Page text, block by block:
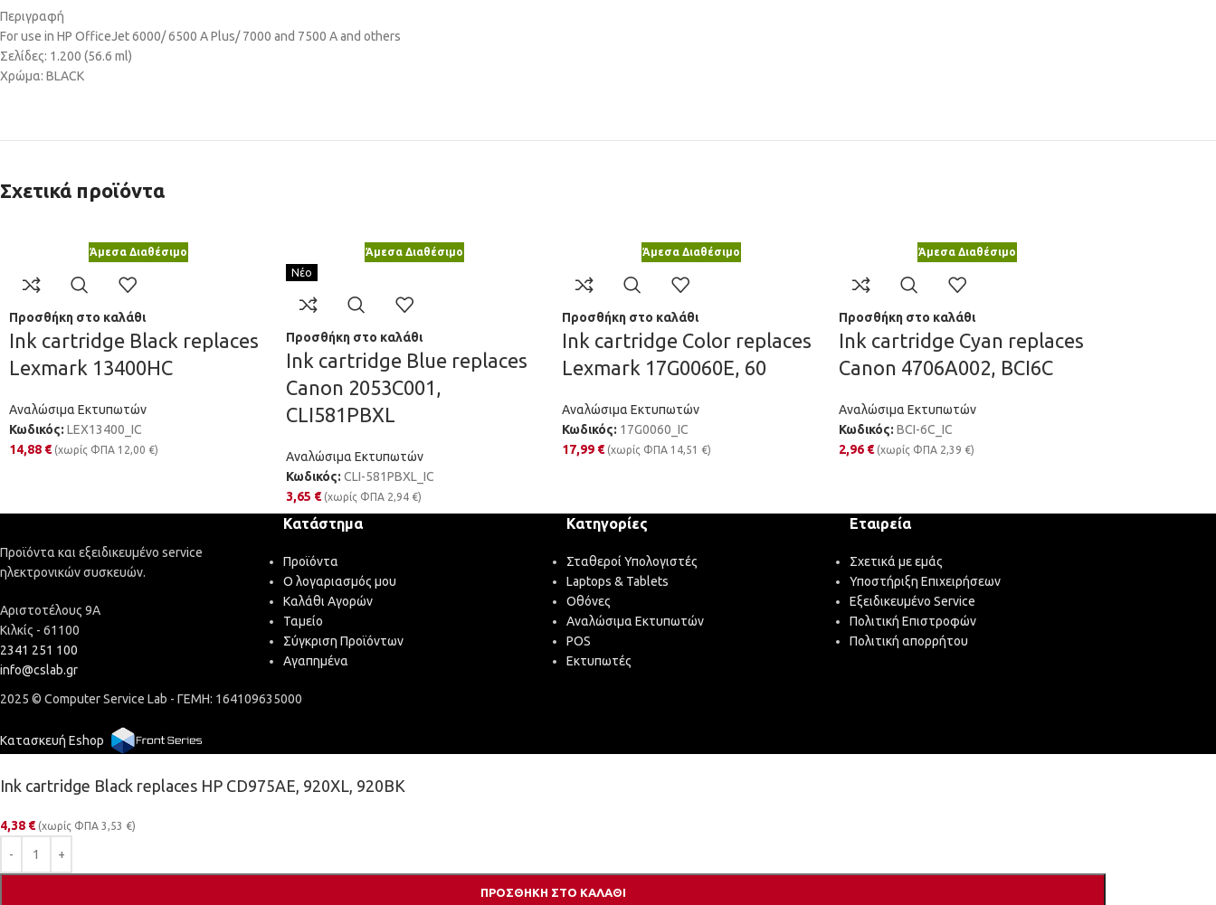
Περιγραφή
For use in HP OfficeJet 6000/ 6500 A Plus/ 7000 and 7500 A and others
Σελίδες: 1.200 (56.6 ml)
Χρώμα: BLACK
Σχετικά προϊόντα
Άμεσα Διαθέσιμο
Προσθήκη στο καλάθι
Ink cartridge Black replaces
Lexmark 13400HC
Αναλώσιμα Εκτυπωτών
Κωδικός: LEX13400_IC
14,88 € (χωρίς ΦΠΑ 12,00 €)
Άμεσα Διαθέσιμο
Νέο
Προσθήκη στο καλάθι
Ink cartridge Blue replaces
Canon 2053C001,
CLI581PBXL
Αναλώσιμα Εκτυπωτών
Κωδικός: CLI-581PBXL_IC
3,65 € (χωρίς ΦΠΑ 2,94 €)
Άμεσα Διαθέσιμο
Προσθήκη στο καλάθι
Ink cartridge Color replaces
Lexmark 17G0060E, 60
Αναλώσιμα Εκτυπωτών
Κωδικός: 17G0060_IC
17,99 € (χωρίς ΦΠΑ 14,51 €)
Άμεσα Διαθέσιμο
Προσθήκη στο καλάθι
Ink cartridge Cyan replaces
Canon 4706A002, BCI6C
Αναλώσιμα Εκτυπωτών
Κωδικός: BCI-6C_IC
2,96 € (χωρίς ΦΠΑ 2,39 €)
Προϊόντα και εξειδικευμένο service
ηλεκτρονικών συσκευών.
Αριστοτέλους 9Α
Κιλκίς - 61100
2341 251 100
info@cslab.gr
Κατάστημα
Προϊόντα
Ο λογαριασμός μου
Καλάθι Αγορών
Ταμείο
Σύγκριση Προϊόντων
Αγαπημένα
Κατηγορίες
Σταθεροί Υπολογιστές
Laptops & Tablets
Οθόνες
Αναλώσιμα Εκτυπωτών
POS
Εκτυπωτές
Εταιρεία
Σχετικά με εμάς
Υποστήριξη Επιχειρήσεων
Εξειδικευμένο Service
Πολιτική Επιστροφών
Πολιτική απορρήτου
2025 © Computer Service Lab - ΓΕΜΗ: 164109635000
Κατασκευή Eshop
Ink cartridge Black replaces HP CD975AE, 920XL, 920BK
4,38 € (χωρίς ΦΠΑ 3,53 €)
ΠΡΟΣΘΉΚΗ ΣΤΟ ΚΑΛΆΘΙ